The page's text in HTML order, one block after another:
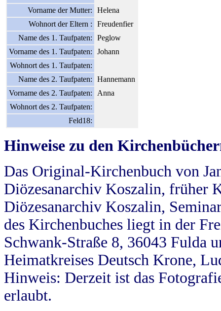
Vorname der Mutter:
Helena
Wohnort der Eltern :
Freudenfier
Name des 1. Taufpaten:
Peglow
Vorname des 1. Taufpaten:
Johann
Wohnort des 1. Taufpaten:
Name des 2. Taufpaten:
Hannemann
Vorname des 2. Taufpaten:
Anna
Wohnort des 2. Taufpaten:
Feld18:
Hinweise zu den
Das Original-Kirchenbuch von
Diözesanarchiv Koszalin, früher
Diözesanarchiv Koszalin,
des Kirchenbuches liegt in der
Schwank-Straße 8, 36043 Fulda
Heimatkreises Deutsch Krone,
Hinweis: Derzeit ist das
erlaubt.